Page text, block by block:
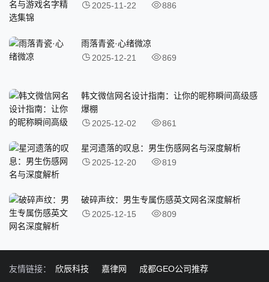
2025-11-22
886
雨落青瓷·心绪微凉
2025-12-21
869
韩文微信网名设计指南：让你的昵称瞬间高级感
爆棚
2025-12-02
861
星河遗落的叹息：男生伤感网名与深度解析
2025-12-20
819
破碎声纹：男生专属伤感英文网名深度解析
2025-12-15
809
友情链接： 欣辰科技 嘉律网 成都GEO公司推荐